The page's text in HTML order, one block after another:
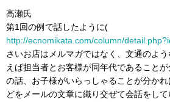
高瀬氏
第1回の例で話したように(
http://ecnomikata.com/column/
さいお店はメルマガではなく、文通のよ
えば担当者とお客様が同年代であること
の話、お子様がいらっしゃることが分か
どをメールの文章に織り交ぜて会話をし